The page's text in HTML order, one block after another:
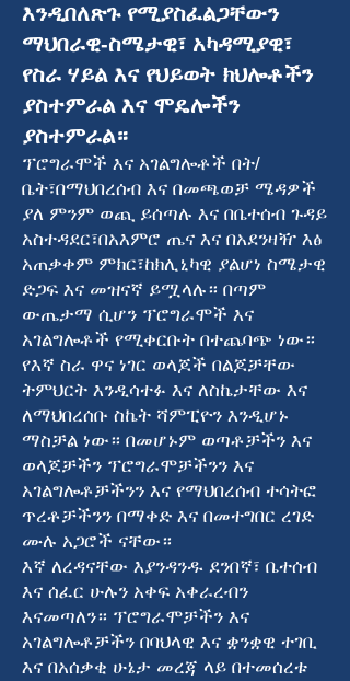
እንዲበለጽጉ የሚያስፈልጋቸውን
ማህበራዊ-ስሜታዊ፣ አካዳሚያዊ፣
የስራ ሃይል እና የህይወት ክህሎቶችን
ያስተምራል እና ሞዴሎችን
ያስተምራል።
ፕሮግራሞች እና አገልግሎቶች በት/
ቤት፣በማህበረሰብ እና በመጫወቻ ሜዳዎች
ያለ ምንም ወጪ ይሰጣሉ እና በቤተሰብ ጉዳይ
አስተዳደር፣በአእምሮ ጤና እና በአደንዛዥ እፅ
አጠቃቀም ምክር፣ከክሊኒካዊ ያልሆነ ስሜታዊ
ድጋፍ እና መዝናኛ ይሟላሉ። በጣም
ውጤታማ ሲሆን ፕሮግራሞች እና
አገልግሎቶች የሚቀርቡት በተጨባጭ ነው።
የእኛ ስራ ዋና ነገር ወላጆች በልጆቻቸው
ትምህርት እንዲሳተፉ እና ለስኬታቸው እና
ለማህበረሰቡ ስኬት ሻምፒዮን እንዲሆኑ
ማስቻል ነው። በመሆኑም ወጣቶቻችን እና
ወላጆቻችን ፕሮግራሞቻችንን እና
አገልግሎቶቻችንን እና የማህበረሰብ ተሳትፎ
ጥረቶቻችንን በማቀድ እና በመተግበር ረገድ
ሙሉ አጋሮች ናቸው።
እኛ ለረዳናቸው እያንዳንዱ ደንበኛ፣ ቤተሰብ
እና ሰፈር ሁሉን አቀፍ አቀራረብን
እናመጣለን። ፕሮግራሞቻችን እና
አገልግሎቶቻችን በባህላዊ እና ቋንቋዊ ተገቢ
እና በአሰቃቂ ሁኔታ መረጃ ላይ በተመሰረቱ